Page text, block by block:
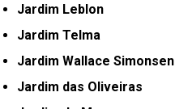
Jardim Leblon
Jardim Telma
Jardim Wallace Simonsen
Jardim das Oliveiras